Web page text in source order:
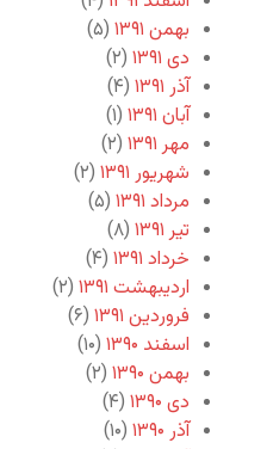
بهمن ۱۳۹۱
(۵)
دی ۱۳۹۱
(۲)
آذر ۱۳۹۱
(۴)
آبان ۱۳۹۱
(۱)
مهر ۱۳۹۱
(۲)
شهریور ۱۳۹۱
(۲)
مرداد ۱۳۹۱
(۵)
تیر ۱۳۹۱
(۸)
خرداد ۱۳۹۱
(۴)
اردیبهشت ۱۳۹۱
(۲)
فروردین ۱۳۹۱
(۶)
اسفند ۱۳۹۰
(۱۰)
بهمن ۱۳۹۰
(۲)
دی ۱۳۹۰
(۴)
آذر ۱۳۹۰
(۱۰)